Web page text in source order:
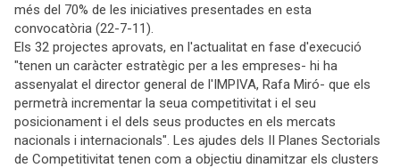
més del 70% de les iniciatives presentades en esta
convocatòria (22-7-11).
Els 32 projectes aprovats, en l'actualitat en fase d'execució
"tenen un caràcter estratègic per a les empreses- hi ha
assenyalat el director general de l'IMPIVA, Rafa Miró- que els
permetrà incrementar la seua competitivitat i el seu
posicionament i el dels seus productes en els mercats
nacionals i internacionals". Les ajudes dels II Planes Sectorials
de Competitivitat tenen com a objectiu dinamitzar els clusters